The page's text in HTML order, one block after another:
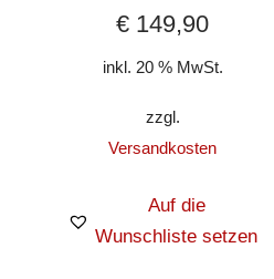
€ 149,90
inkl. 20 % MwSt.
zzgl.
Versandkosten
Auf die
Wunschliste setzen